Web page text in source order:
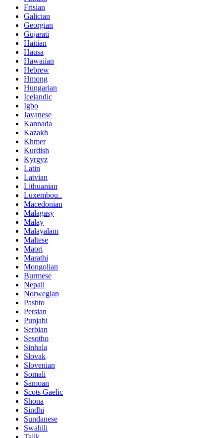
Frisian
Galician
Georgian
Gujarati
Haitian
Hausa
Hawaiian
Hebrew
Hmong
Hungarian
Icelandic
Igbo
Javanese
Kannada
Kazakh
Khmer
Kurdish
Kyrgyz
Latin
Latvian
Lithuanian
Luxembou..
Macedonian
Malagasy
Malay
Malayalam
Maltese
Maori
Marathi
Mongolian
Burmese
Nepali
Norwegian
Pashto
Persian
Punjabi
Serbian
Sesotho
Sinhala
Slovak
Slovenian
Somali
Samoan
Scots Gaelic
Shona
Sindhi
Sundanese
Swahili